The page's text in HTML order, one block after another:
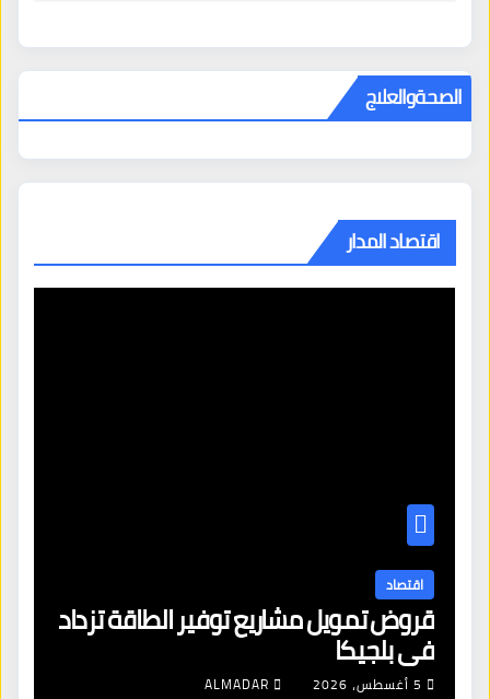
الصحةوالعلاج
اقتصاد المدار
اقتصاد
قروض تمويل مشاريع توفير الطاقة تزداد
في بلجيكا
5 أغسطس، 2026 ALMADAR